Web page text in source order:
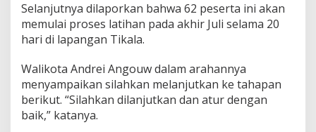
Selanjutnya dilaporkan bahwa 62 peserta ini akan
memulai proses latihan pada akhir Juli selama 20
hari di lapangan Tikala.
Walikota Andrei Angouw dalam arahannya
menyampaikan silahkan melanjutkan ke tahapan
berikut. “Silahkan dilanjutkan dan atur dengan
baik,” katanya.